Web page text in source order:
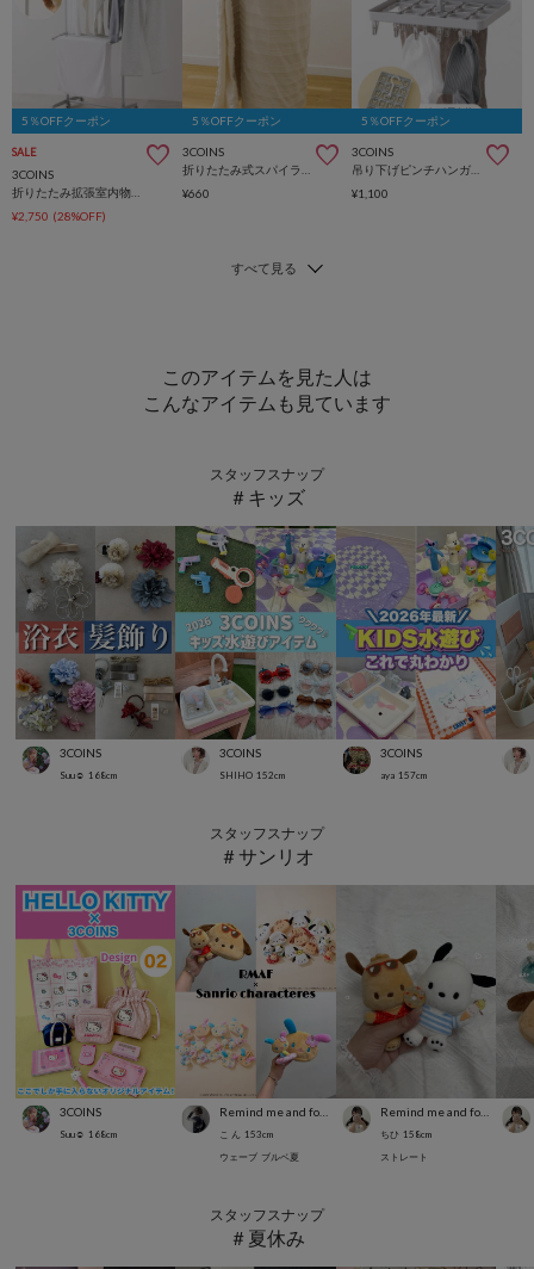
5％OFFクーポン
SALE
3COINS
¥2,750 (28%OFF)
5％OFFクーポン
3COINS
¥660
5％OFFクーポン
3COINS
¥1,100
このアイテムを見た人は
こんなアイテムも見ています
スタッフスナップ
＃キッズ
3COINS
Suu☺︎ 168cm
3COINS
SHIHO 152cm
3COINS
aya 157cm
スタッフスナップ
＃サンリオ
3COINS
Suu☺︎ 168cm こ ん 153cm
ウェーブ ブルベ夏
Remind me and forever
ちひ 158cm
ストレート
スタッフスナップ
＃夏休み